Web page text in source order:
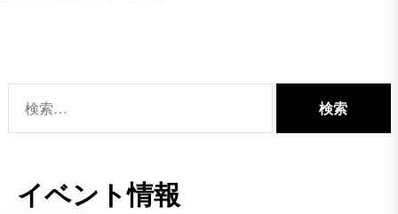
索:
イベント情報